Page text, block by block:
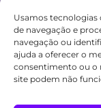
Usamos tecnologias
de navegação e
navegação ou
ajuda a oferecer o
consentimento ou o
site podem não
Este site não
Fale